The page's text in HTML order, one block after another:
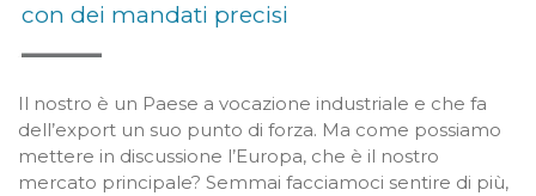
con dei mandati precisi
Il nostro è un Paese a vocazione industriale e che fa
dell’export un suo punto di forza. Ma come possiamo
mettere in discussione l’Europa, che è il nostro
mercato principale? Semmai facciamoci sentire di più,